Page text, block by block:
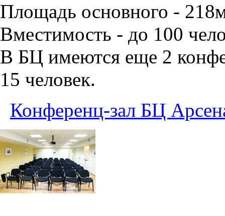
Площадь основного -
Вместимость - до 100
В БЦ имеются еще 2
15 человек.
Конференц-зал БЦ